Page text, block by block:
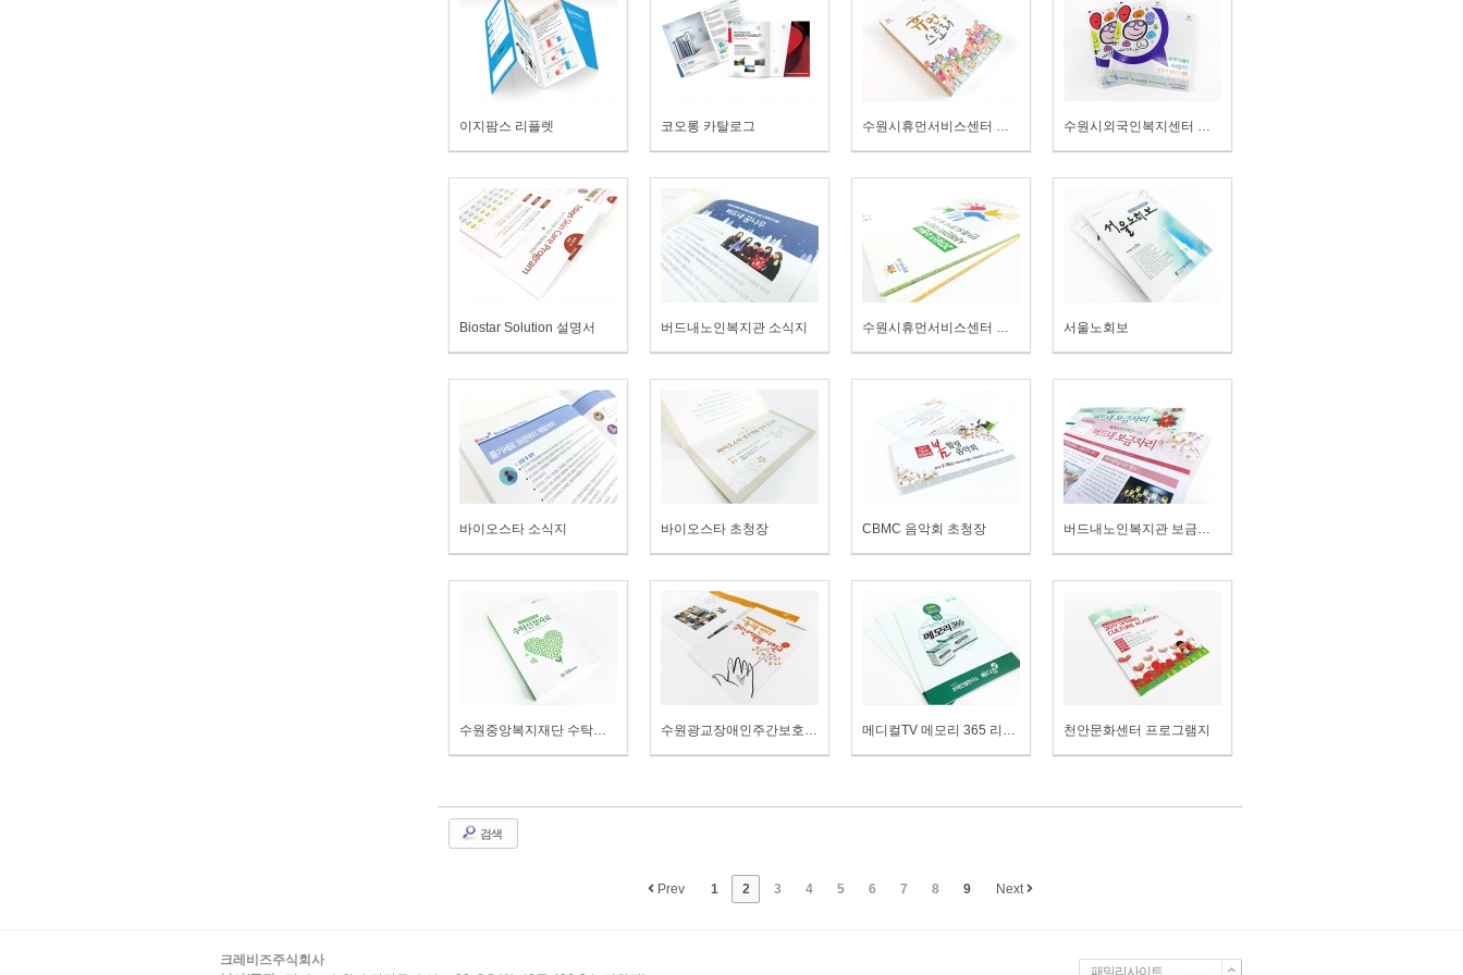
이지팜스 리플렛 코오롱 카탈로그 수원시휴먼서비스센터 휴먼스토리 수원시외국인복지센터 말하기대회
Biostar Solution 설명서 버드내노인복지관 소식지 수원시휴먼서비스센터 보고서 서울노회보
바이오스타 소식지 바이오스타 초청장 CBMC 음악회 초청장 버드내노인복지관 보금자리
수원중앙복지재단 수탁신청자료 수원광교장애인주간보호시설 봉사안내 책자 메디컬TV 메모리 365 리플렛 천안문화센터 프로그램지
검색
Prev 1 2 3 4 5 6 7 8 9 Next
크레비즈주식회사
패밀리사이트